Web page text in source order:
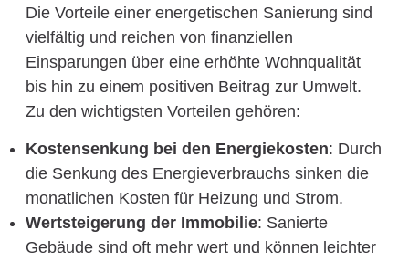
Die Vorteile einer energetischen Sanierung sind
vielfältig und reichen von finanziellen
Einsparungen über eine erhöhte Wohnqualität
bis hin zu einem positiven Beitrag zur Umwelt.
Zu den wichtigsten Vorteilen gehören:
Kostensenkung bei den Energiekosten: Durch
die Senkung des Energieverbrauchs sinken die
monatlichen Kosten für Heizung und Strom.
Wertsteigerung der Immobilie: Sanierte
Gebäude sind oft mehr wert und können leichter